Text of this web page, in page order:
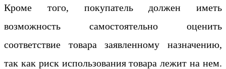
Кроме того, покупатель должен иметь
возможность самостоятельно оценить
соответствие товара заявленному назначению,
так как риск использования товара лежит на нем.